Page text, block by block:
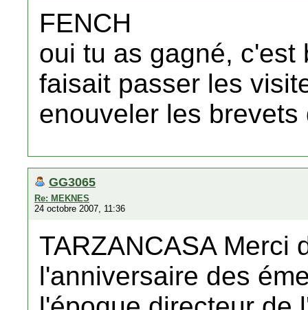
FENCH
oui tu as gagné, c'est
faisait passer les
enouveler les
GG3065
Re: MEKNES
24 octobre 2007, 11:36
TARZANCASA Merci
l'anniversaire des